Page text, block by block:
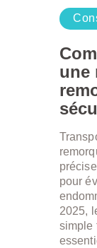
une
pour
2025,
simple